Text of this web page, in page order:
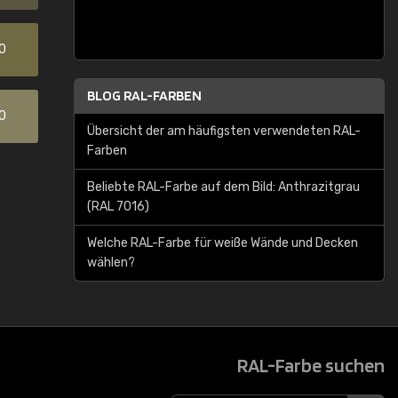
BLOG RAL-FARBEN
Übersicht der am häufigsten verwendeten RAL-
Farben
Beliebte RAL-Farbe auf dem Bild: Anthrazitgrau
(RAL 7016)
Welche RAL-Farbe für weiße Wände und Decken
wählen?
RAL-Farbe suchen